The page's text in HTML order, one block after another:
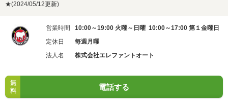
★(2024/05/12更新)
営業時間
10:00～19:00 火曜～日曜 10:00～17:00 第１金曜日
定休日
毎週月曜
法人名
株式会社エレファントオート
無
料
電話する